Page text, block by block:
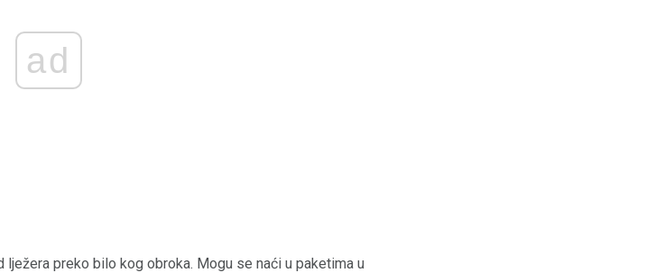
ad
preko bilo kog obroka. Mogu se naći u paketima u